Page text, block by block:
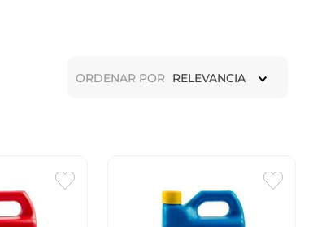
ORDENAR POR RELEVANCIA